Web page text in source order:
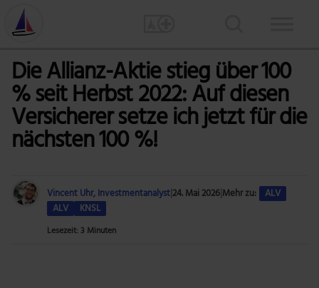
Die Allianz-Aktie stieg über 100
% seit Herbst 2022: Auf diesen
Versicherer setze ich jetzt für die
nächsten 100 %!
Vincent Uhr, Investmentanalyst24. Mai 2026Mehr zu: ALV
ALV
KNSL
Lesezeit: 3 Minuten